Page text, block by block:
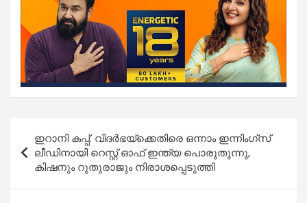
navigation
ഇറാനി കപ്പ്: വിദര്‍ഭയ്‌ക്കെതിരെ ഒന്നാം ഇന്നിംഗ്‌സ്
ലീഡിനായി റെസ്റ്റ് ഓഫ് ഇന്ത്യ പൊരുതുന്നു,
കിഷനും റുതുരാജും നിരാശപ്പെടുത്തി